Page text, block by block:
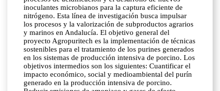
inoculantes microbianos para la captura eficiente de
nitrógeno. Esta línea de investigación busca impulsar
los procesos y la valorización de subproductos agrarios
y marinos en Andalucía. El objetivo general del
proyecto Agropuritech es la implementación de técnicas
sostenibles para el tratamiento de los purines generados
en los sistemas de producción intensiva de porcino. Los
objetivos intermedios son los siguientes: Cuantificar el
impacto económico, social y medioambiental del purín
generado en la producción intensiva de porcino.